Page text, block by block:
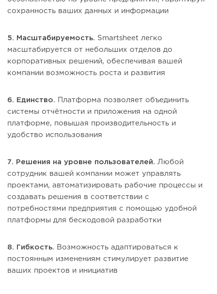
сохранность ваших данных и информации
5. Масштабируемость. Smartsheet легко
масштабируется от небольших отделов до
корпоративных решений, обеспечивая вашей
компании возможность роста и развития
6. Единство.
Платформа позволяет объединить
системы отчётности и приложения на одной
платформе, повышая производительность и
удобство использования
7. Решения на уровне пользователей. Любой
сотрудник вашей компании может управлять
проектами, автоматизировать рабочие процессы и
создавать решения в соответствии с
потребностями предприятия с помощью удобной
платформы для бескодовой разработки
8. Гибкость.
Возможность адаптироваться к
постоянным изменениям стимулирует развитие
ваших проектов и инициатив